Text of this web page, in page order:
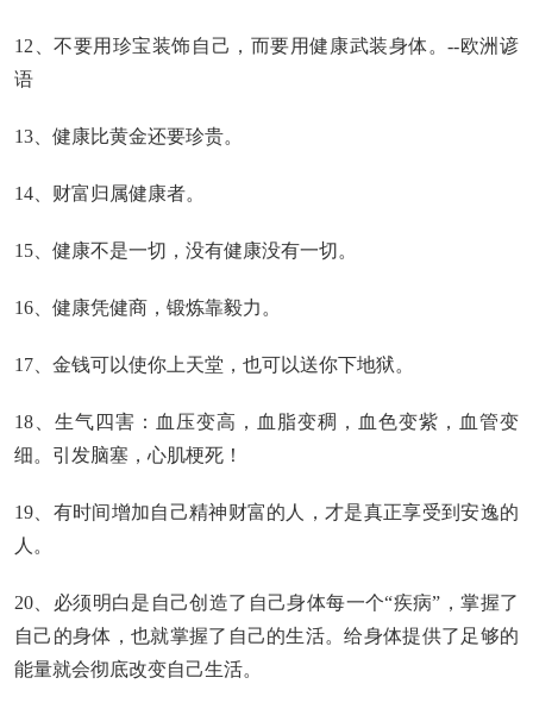
12、不要用珍宝装饰自己，而要用健康武装身体。--欧洲谚
语
13、健康比黄金还要珍贵。
14、财富归属健康者。
15、健康不是一切，没有健康没有一切。
16、健康凭健商，锻炼靠毅力。
17、金钱可以使你上天堂，也可以送你下地狱。
18、生气四害：血压变高，血脂变稠，血色变紫，血管变
细。引发脑塞，心肌梗死！
19、有时间增加自己精神财富的人，才是真正享受到安逸的
人。
20、必须明白是自己创造了自己身体每一个“疾病”，掌握了
自己的身体，也就掌握了自己的生活。给身体提供了足够的
能量就会彻底改变自己生活。